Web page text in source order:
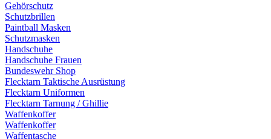
Gehörschutz
Schutzbrillen
Paintball Masken
Schutzmasken
Handschuhe
Handschuhe Frauen
Bundeswehr Shop
Flecktarn Taktische Ausrüstung
Flecktarn Uniformen
Flecktarn Tarnung / Ghillie
Waffenkoffer
Waffenkoffer
Waffentasche